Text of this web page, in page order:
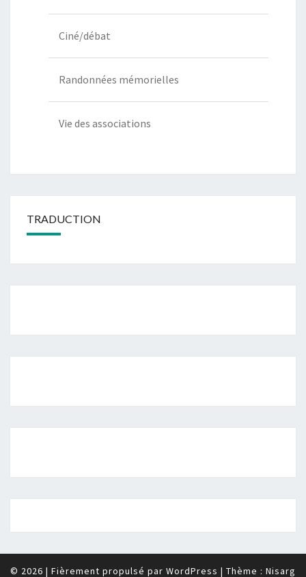
Ciné/débat
Randonnées mémorielles
Vie des associations
TRADUCTION
© 2026 | Fièrement propulsé par WordPress | Thème : Nisarg